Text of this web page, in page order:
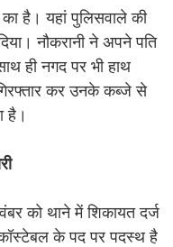
का है। यहां पुलिसवाले की
नौकरानी ने अपने पति
ही नगद पर भी हाथ
कर उनके कब्जे से
है।
को थाने में शिकायत दर्ज
कॉस्टेबल के पद पर पदस्थ है